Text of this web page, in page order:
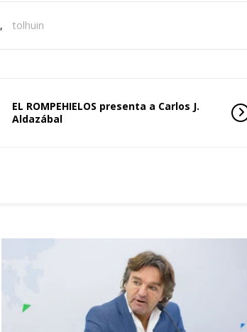
, tolhuin
EL ROMPEHIELOS presenta a Carlos J.
Aldazábal